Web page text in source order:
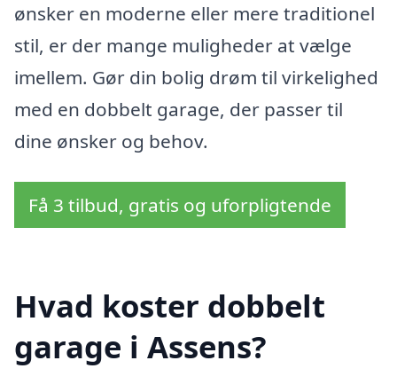
ønsker en moderne eller mere traditionel
stil, er der mange muligheder at vælge
imellem. Gør din bolig drøm til virkelighed
med en dobbelt garage, der passer til
dine ønsker og behov.
Få 3 tilbud, gratis og uforpligtende
Hvad koster dobbelt
garage i Assens?